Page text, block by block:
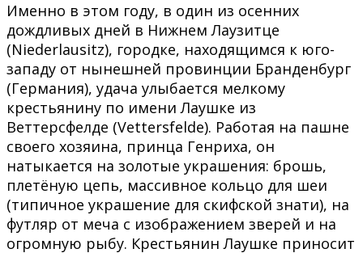
Именно в этом году, в один из осенних
дождливых дней в Нижнем Лаузитце
(Niederlausitz), городке, находящимся к юго-
западу от нынешней провинции Бранденбург
(Германия), удача улыбается мелкому
крестьянину по имени Лаушке из
Веттерсфелде (Vettersfelde). Работая на пашне
своего хозяина, принца Генриха, он
натыкается на золотые украшения: брошь,
плетёную цепь, массивное кольцо для шеи
(типичное украшение для скифской знати), на
футляр от меча с изображением зверей и на
огромную рыбу. Крестьянин Лаушке приносит